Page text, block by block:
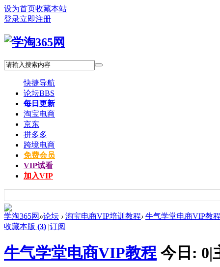
设为首页收藏本站
登录立即注册
快捷导航
论坛BBS
每日更新
淘宝电商
京东
拼多多
跨境电商
免费会员
VIP试看
加入VIP
学淘365网 »论坛 › 淘宝电商VIP培训教程› 牛气学堂电商VIP教
收藏本版 (3) |订阅
牛气学堂电商VIP教程 今日: 0|